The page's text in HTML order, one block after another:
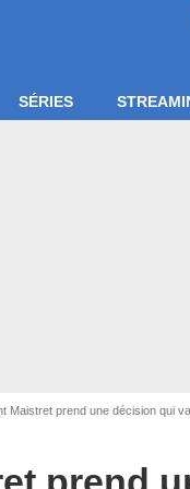
SÉRIES
Maistret prend une décision qui